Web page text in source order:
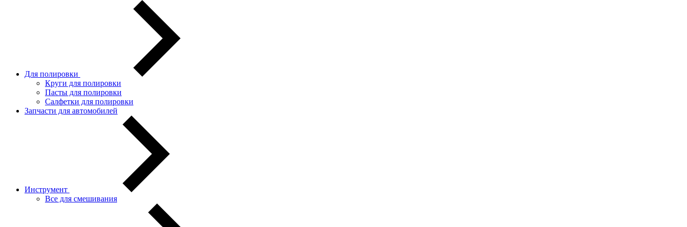
Для полировки
Круги для полировки
Пасты для полировки
Салфетки для полировки
Запчасти для автомобилей
Инструмент
Все для смешивания